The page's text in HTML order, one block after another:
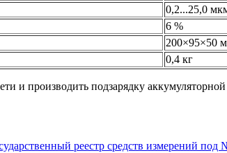
0,2...25,0
6 %
200×95×50
0,4 кг
и производить подзарядку аккумуляторной
реестр средств измерений под